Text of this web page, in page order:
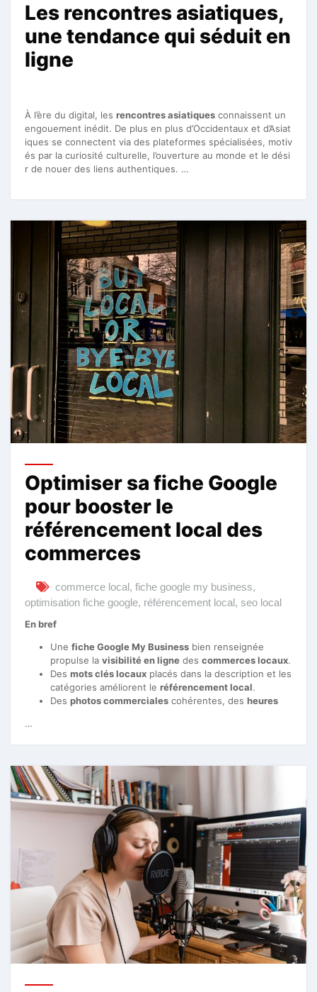
Les rencontres asiatiques,
une tendance qui séduit en
ligne
À l’ère du digital, les rencontres asiatiques connaissent un
engouement inédit. De plus en plus d’Occidentaux et d’Asiat
iques se connectent via des plateformes spécialisées, motiv
és par la curiosité culturelle, l’ouverture au monde et le dési
r de nouer des liens authentiques. …
Optimiser sa fiche Google
pour booster le
référencement local des
commerces
commerce local, fiche google my business,
optimisation fiche google, référencement local, seo local
En bref
Une fiche Google My Business bien renseignée
propulse la visibilité en ligne des commerces locaux.
Des mots clés locaux placés dans la description et les
catégories améliorent le référencement local.
Des photos commerciales cohérentes, des heures
…